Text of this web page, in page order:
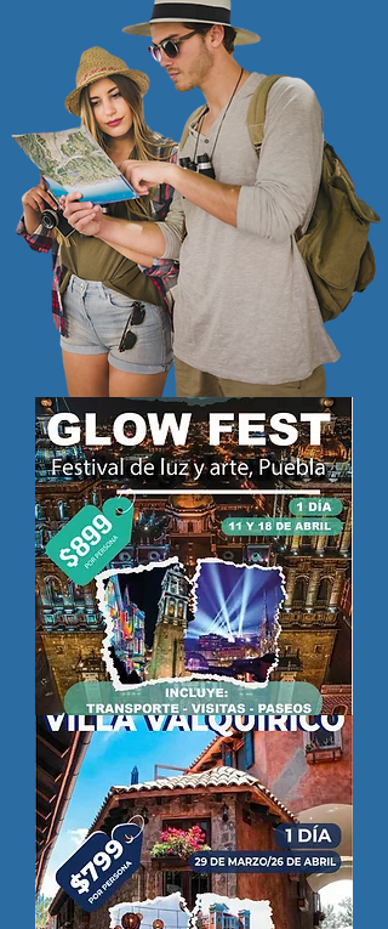
GLOW
FEST
PUEBLA
FESTIVAL
DE
LUZ
Y
ARTE
-
1
DÍA
-
11
Y
18
ABR